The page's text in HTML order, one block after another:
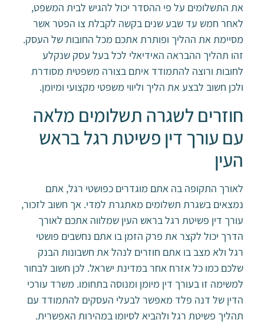
את התשלומים על פי ההסדר יכול להגיש לבית המשפט,
לאחר חמש עד שבע שנים בקשה לקבלת צו הפטר אשר
מסיימת את ההליך ופותרת אתכם מכל החובות של העסק.
זהו תהליך ההבראה האידיאלי לכל בעל עסק שנקלע
לחובות ורוצה להתמודד איתם בצורה משפטית מסודרת
ולכן חשוב לבצע את הליך וליווי משפטי מקצועי ומיומן.
חוזרים לשגרה תשלומים מלאה
עם עורך דין פשיטת רגל בראש
העין
לאורך התקופה בה אתם מוגדרים כפושטי רגל, אתם
נמצאים בשגרת תשלומים מאתגרת למדי. אך חשוב לזכור,
עורך דין פשיטת רגל בראש העין שמלווה אתכם לאורך
הדרך יכול לקצר את פרק הזמן בו אתם נחשבים פושטי
רגל ולא מצב בו אתם חוזרים לנהל את חשבונות הבנק
שלכם כמו כל אזרח אחר במדינת ישראל. לכן חשוב לבחור
למשימה זו בעורך דין מיומן ומנוסה בתחומו. משרד עורכי
הדין של דנה פלד מאפשר לבעלי העסקים להתמודד עם
תהליך פשיטת רגל ולהביא לסיומו במהירות האפשרית.